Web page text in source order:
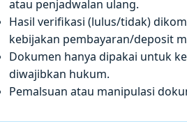
atau penjadwalan ulang.
Hasil verifikasi (lulus/tidak)
kebijakan pembayaran/deposit
Dokumen hanya dipakai untuk
diwajibkan hukum.
Pemalsuan atau manipulasi